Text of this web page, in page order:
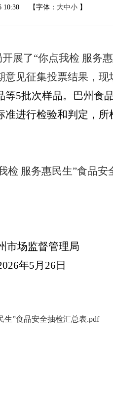
10:30 【字体： 大中小 】
展了“你点我检 服务
意见征集投票结果 ， 现
等5批次样品。 巴州食
进行检验和判定，所
检 服务惠民生”食品安
市场监督管理局
年5月26日
生”食品安全抽检汇总表.pdf